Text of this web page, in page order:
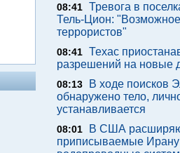
08:41 Тревога в
Тель-Цион:
террористов"
08:41 Техас
разрешений на новые
08:13
В ходе поисков
обнаружено тело,
устанавливается
08:01
В США
приписываемые Ирану